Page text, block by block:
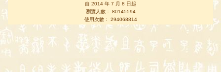
自 2014 年 7 月 8 日起
瀏覽人數： 80145594
使用次數： 294068814